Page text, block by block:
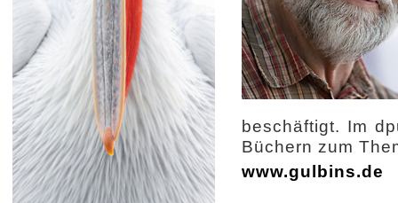
beschäftigt. Im
Büchern zum
www.gulbins.de